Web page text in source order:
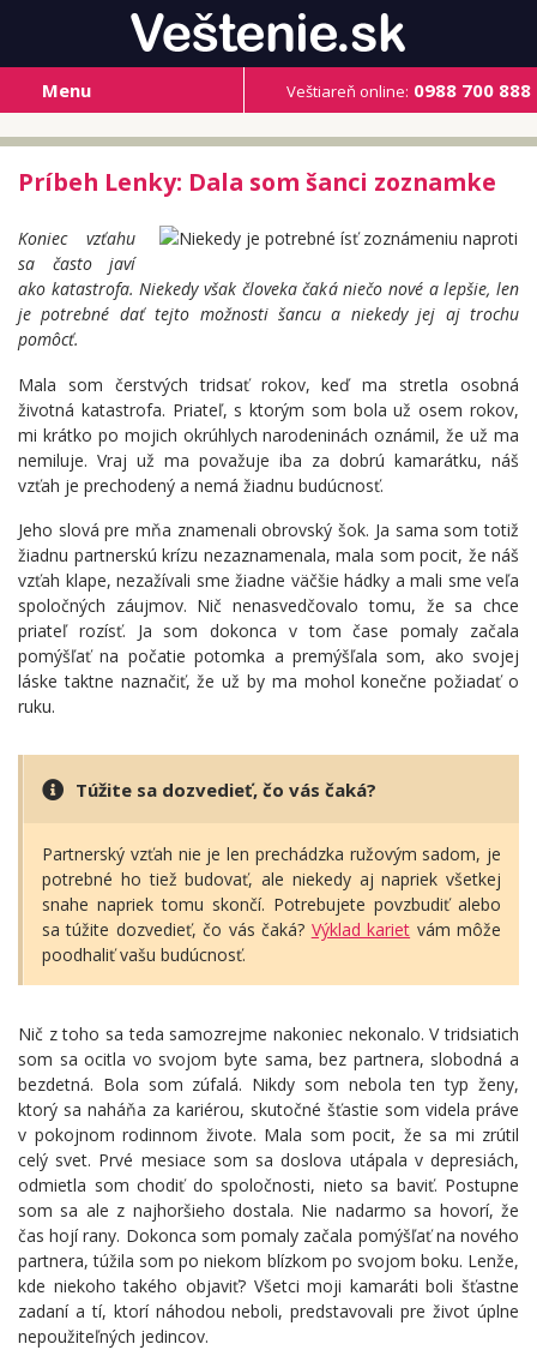
Veštiareň online: 0988 700 888
Menu
Príbeh Lenky: Dala som šanci zoznamke
Koniec vzťahu
sa často javí
ako katastrofa. Niekedy však človeka čaká niečo nové a lepšie, len
je potrebné dať tejto možnosti šancu a niekedy jej aj trochu
pomôcť.
Mala som čerstvých tridsať rokov, keď ma stretla osobná
životná katastrofa. Priateľ, s ktorým som bola už osem rokov,
mi krátko po mojich okrúhlych narodeninách oznámil, že už ma
nemiluje. Vraj už ma považuje iba za dobrú kamarátku, náš
vzťah je prechodený a nemá žiadnu budúcnosť.
Jeho slová pre mňa znamenali obrovský šok. Ja sama som totiž
žiadnu partnerskú krízu nezaznamenala, mala som pocit, že náš
vzťah klape, nezažívali sme žiadne väčšie hádky a mali sme veľa
spoločných záujmov. Nič nenasvedčovalo tomu, že sa chce
priateľ rozísť. Ja som dokonca v tom čase pomaly začala
pomýšľať na počatie potomka a premýšľala som, ako svojej
láske taktne naznačiť, že už by ma mohol konečne požiadať o
ruku.
Túžite sa dozvedieť, čo vás čaká?
Partnerský vzťah nie je len prechádzka ružovým sadom, je
potrebné ho tiež budovať, ale niekedy aj napriek všetkej
snahe napriek tomu skončí. Potrebujete povzbudiť alebo
sa túžite dozvedieť, čo vás čaká? Výklad kariet vám môže
poodhaliť vašu budúcnosť.
Nič z toho sa teda samozrejme nakoniec nekonalo. V tridsiatich
som sa ocitla vo svojom byte sama, bez partnera, slobodná a
bezdetná. Bola som zúfalá. Nikdy som nebola ten typ ženy,
ktorý sa naháňa za kariérou, skutočné šťastie som videla práve
v pokojnom rodinnom živote. Mala som pocit, že sa mi zrútil
celý svet. Prvé mesiace som sa doslova utápala v depresiách,
odmietla som chodiť do spoločnosti, nieto sa baviť. Postupne
som sa ale z najhoršieho dostala. Nie nadarmo sa hovorí, že
čas hojí rany. Dokonca som pomaly začala pomýšľať na nového
partnera, túžila som po niekom blízkom po svojom boku. Lenže,
kde niekoho takého objaviť? Všetci moji kamaráti boli šťastne
zadaní a tí, ktorí náhodou neboli, predstavovali pre život úplne
nepoužiteľných jedincov.